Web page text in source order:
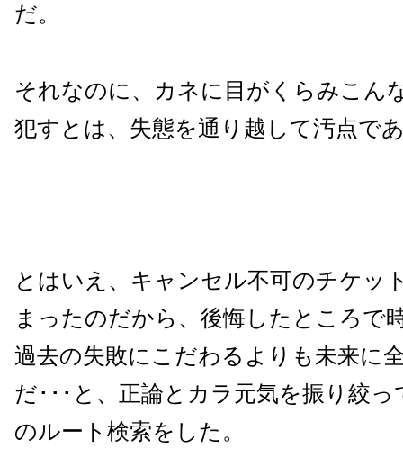
だ。
それなのに、カネに目がくらみこん
犯すとは、失態を通り越して汚点で
とはいえ、キャンセル不可のチケッ
まったのだから、後悔したところで
過去の失敗にこだわるよりも未来に
だ･･･と、正論とカラ元気を振り絞
のルート検索をした。